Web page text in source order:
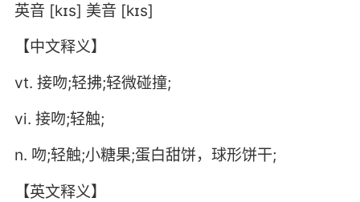
英音 [kɪs] 美音 [kɪs]
【中文释义】
vt. 接吻;轻拂;轻微碰撞;
vi. 接吻;轻触;
n. 吻;轻触;小糖果;蛋白甜饼，球形饼干;
【英文释义】